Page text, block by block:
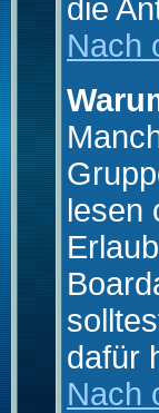
die
Nach
lesen
dafür
Nach